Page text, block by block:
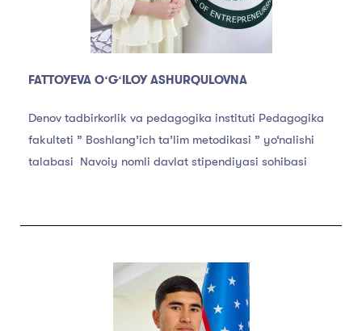
FATTOYEVA OʻGʻILOY ASHURQULOVNA
Denov tadbirkorlik va pedagogika instituti Pedagogika
fakulteti ” Boshlang’ich ta’lim metodikasi ” yo‘nalishi
talabasi Navoiy nomli davlat stipendiyasi sohibasi